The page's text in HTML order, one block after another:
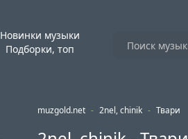
Новинки музыки
Подборки, топ
muzgold.net - 2nel, chinik - Твари